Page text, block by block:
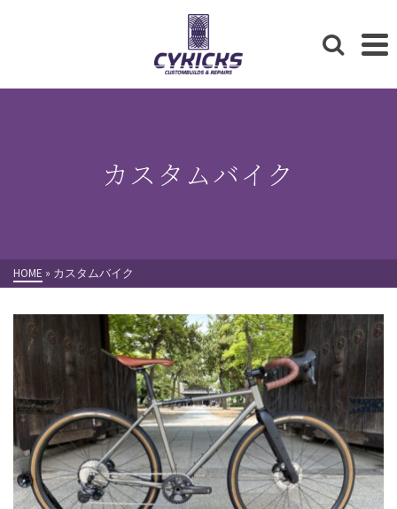
カスタムバイク
HOME » カスタムバイク